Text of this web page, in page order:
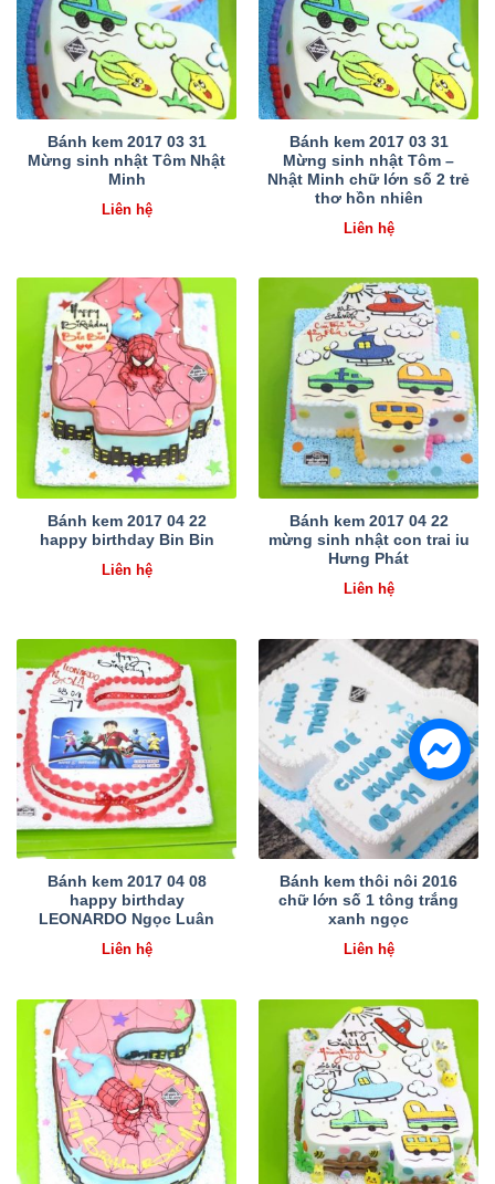
Bánh kem 2017 03 31
Mừng sinh nhật Tôm Nhật
Minh
Liên hệ
Bánh kem 2017 03 31
Mừng sinh nhật Tôm –
Nhật Minh chữ lớn số 2 trẻ
thơ hồn nhiên
Liên hệ
Bánh kem 2017 04 22
happy birthday Bin Bin
Liên hệ
Bánh kem 2017 04 22
mừng sinh nhật con trai iu
Hưng Phát
Liên hệ
Bánh kem 2017 04 08
happy birthday
LEONARDO Ngọc Luân
Liên hệ
Bánh kem thôi nôi 2016
chữ lớn số 1 tông trắng
xanh ngọc
Liên hệ